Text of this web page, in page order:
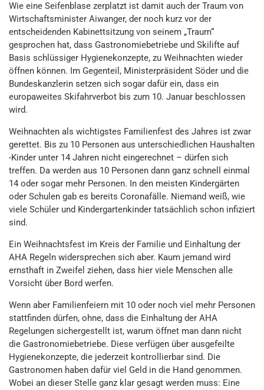
Wie eine Seifenblase zerplatzt ist damit auch der Traum von
Wirtschaftsminister Aiwanger, der noch kurz vor der
entscheidenden Kabinettsitzung von seinem „Traum“
gesprochen hat, dass Gastronomiebetriebe und Skilifte auf
Basis schlüssiger Hygienekonzepte, zu Weihnachten wieder
öffnen können. Im Gegenteil, Ministerpräsident Söder und die
Bundeskanzlerin setzen sich sogar dafür ein, dass ein
europaweites Skifahrverbot bis zum 10. Januar beschlossen
wird.
Weihnachten als wichtigstes Familienfest des Jahres ist zwar
gerettet. Bis zu 10 Personen aus unterschiedlichen Haushalten
-Kinder unter 14 Jahren nicht eingerechnet – dürfen sich
treffen. Da werden aus 10 Personen dann ganz schnell einmal
14 oder sogar mehr Personen. In den meisten Kindergärten
oder Schulen gab es bereits Coronafälle. Niemand weiß, wie
viele Schüler und Kindergartenkinder tatsächlich schon infiziert
sind.
Ein Weihnachtsfest im Kreis der Familie und Einhaltung der
AHA Regeln widersprechen sich aber. Kaum jemand wird
ernsthaft in Zweifel ziehen, dass hier viele Menschen alle
Vorsicht über Bord werfen.
Wenn aber Familienfeiern mit 10 oder noch viel mehr Personen
stattfinden dürfen, ohne, dass die Einhaltung der AHA
Regelungen sichergestellt ist, warum öffnet man dann nicht
die Gastronomiebetriebe. Diese verfügen über ausgefeilte
Hygienekonzepte, die jederzeit kontrollierbar sind. Die
Gastronomen haben dafür viel Geld in die Hand genommen.
Wobei an dieser Stelle ganz klar gesagt werden muss: Eine